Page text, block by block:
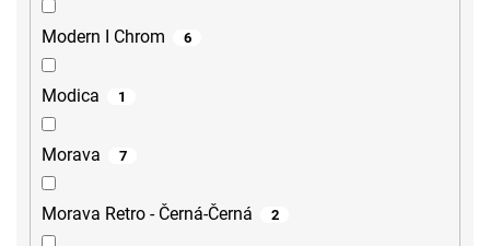
Modern I Chrom 6
Modica 1
Morava 7
Morava Retro - Černá-Černá 2